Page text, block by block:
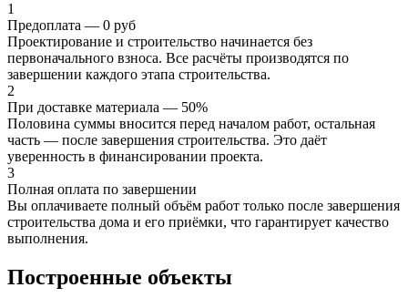
1
Предоплата — 0 руб
Проектирование и строительство начинается без
первоначального взноса. Все расчёты производятся по
завершении каждого этапа строительства.
2
При доставке материала — 50%
Половина суммы вносится перед началом работ, остальная
часть — после завершения строительства. Это даёт
уверенность в финансировании проекта.
3
Полная оплата по завершении
Вы оплачиваете полный объём работ только после завершения
строительства дома и его приёмки, что гарантирует качество
выполнения.
Построенные объекты